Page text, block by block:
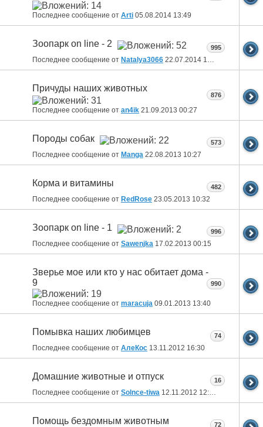
Последнее сообщение от Arti 05.08.2014 13:49
Зоопарк on line - 2
Последнее сообщение от Natalya3066 22.07.2014 17:00
995
Причуды наших животных
Последнее сообщение от an4ik 21.09.2013 00:27
876
Породы собак
Последнее сообщение от Manga 22.08.2013 10:27
573
Корма и витамины
Последнее сообщение от RedRose 23.05.2013 10:32
482
Зоопарк on line - 1
Последнее сообщение от Sawenjka 17.02.2013 00:15
996
Зверье мое или кто у нас обитает дома -
9
Последнее сообщение от maracuja 09.01.2013 13:40
990
Помывка наших любимцев
Последнее сообщение от АлеКос 13.11.2012 16:30
74
Домашние животные и отпуск
Последнее сообщение от Solnce-tiwa 12.11.2012 12:53
16
Помощь бездомным животным 72